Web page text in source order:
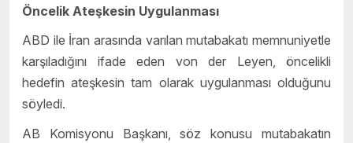
Öncelik Ateşkesin Uygulanması
ABD ile İran arasında varılan mutabakatı memnuniyetle
karşıladığını ifade eden von der Leyen, öncelikli
hedefin ateşkesin tam olarak uygulanması olduğunu
söyledi.
AB Komisyonu Başkanı, söz konusu mutabakatın